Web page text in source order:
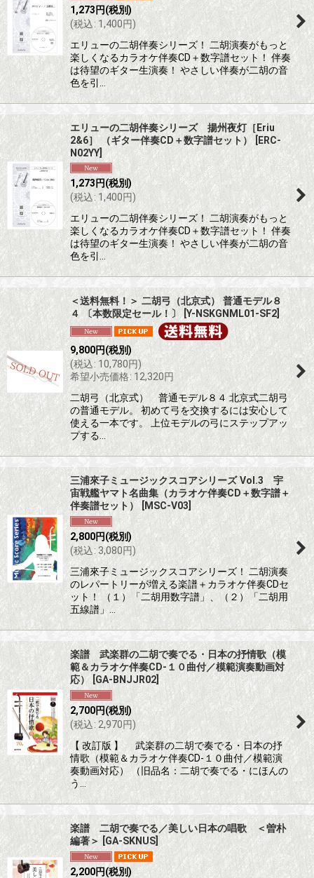
1,273 円(税別)
(税込: 1,400円)
エリューの二胡伴奏シリーズ！ 二胡演奏がもっと
楽しくなるカラオケ伴奏CD＋数字譜セット！ 伴奏
は待望のギター生演奏！ やさしい伴奏が二胡の音
色を引…
エリューの二胡伴奏シリーズ 揚州夜灯［Eriu
2&6］ （ギター伴奏CD＋数字譜セット） [ERC-
N02YY
1,273 円(税別)
(税込: 1,400円)
エリューの二胡伴奏シリーズ！ 二胡演奏がもっと
楽しくなるカラオケ伴奏CD＋数字譜セット！ 伴奏
は待望のギター生演奏！ やさしい伴奏が二胡の音
色を引…
＜送料無料！＞ 二胡弓（北京式） 普通モデル８
４ 〔本数限定セール！〕 Y-NSKGNML01-SF2]
9,800円(税別)
(税込: 10,780円)
希望小売価格: 12,320円
二胡弓（北京式） 普通モデル８４ 北京式二胡弓
の普通モデル。 初めて弓を交換するには安心して
使える一本です。 上位モデルの弓にステップアッ
プする…
三浦來子ミュージックスコアシリーズ Vol.3 宇
宙戦艦ヤマト名曲集（カラオケ伴奏CD＋数字譜＋
伴奏譜セット）
MSC-V03 ]
2,800円(税別)
(税込: 3,080円)
三浦來子ミュージックスコアシリーズ！ 二胡演奏
のレパートリーが増える楽譜＋カラオケ伴奏CDセ
ット！ （１）「二胡用数字譜」、（２）「二胡用
五線譜」…
楽譜 武楽群の二胡で奏でる・日本の抒情歌（模
範＆カラオケ伴奏CD-１０曲付／模範演奏動画対
応） [ GA-BNJJR02]
2,700円(税別)
(税込: 2,970円)
【 改訂版 】 武楽群の二胡で奏でる・日本の抒
情歌（模範＆カラオケ伴奏CD-１０曲付／模範演
奏動画対応） （旧品名：二胡で奏でる・にほんの
う…
楽譜 二胡で奏でる／美しい日本の唱歌 ＜曽朴
編著＞ GA-SKNUS]
2,200円(税別)